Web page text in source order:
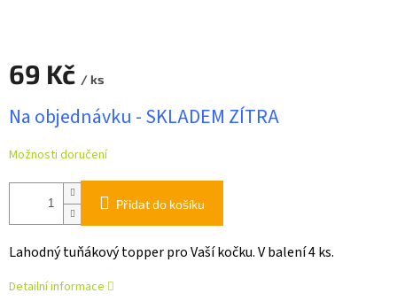
69 Kč / ks
cena:
Na objednávku - SKLADEM ZÍTRA
Možnosti doručení
Přidat do košíku
Lahodný tuňákový topper pro Vaší kočku. V balení 4 ks.
Detailní informace